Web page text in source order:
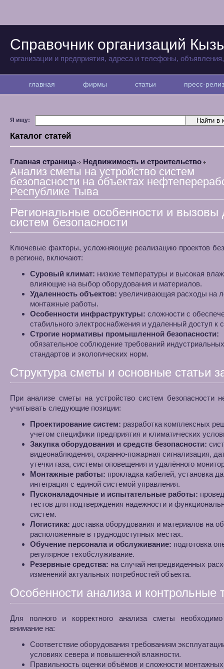
Справочник организаций
организации и предприятия, адреса и телефоны,
главная фирмы статьи пресс-
Я ищу:
Каталог статей
Главная страница Недвижимость и строительство
Анализ сметы на устройство систем
безопасности на объектах
Республике Тыва
Региональные особенности и вызовы
систем безопасности
Ключевые факторы, усложняющие реализацию проектов
в регионе, включают:
Суровый климат: низкие температуры и высокая
влияющие на выбор оборудования и материалов.
Удаленность объектов: увеличивающая расходы на
монтажные работы.
Особенности инфраструктуры: сложности с
стабильного электроснабжения и удаленный доступ к
Строгие нормативы промышленной безопасности:
обязательное соблюдение требований индустриальных
стандартов и экологических норм.
Структура сметы и основные статьи
При анализе сметы на устройство систем безопасности
учитывать следующие позиции:
Проектирование систем: разработка комплексных
учетом специфики предприятия и климатических
Закупка оборудования и средств безопасности:
видеонаблюдения, охранно-пожарная сигнализация,
утечки газа, системы оповещения и удалённого
Монтажные работы: прокладка кабелей, установка
интеграция с единой системой управления.
Пусконаладочные и испытательные работы:
тестов для подтверждения надежности и
систем.
Логистика: доставка оборудования и материалов на
расположенные в труднодоступных местах.
Обучение персонала и обслуживание: подготовка
регулярное техобслуживание.
Резервные средства: на случай непредвиденных
изменений актуальных потребностей объекта.
Особенности анализа и контрольные
Для полного и корректного анализа сметы необходимо
внимание на:
Соответствие оборудования требованиям
условиях севера и повышенной влажности.
Правильность оценки объёмов и сложности